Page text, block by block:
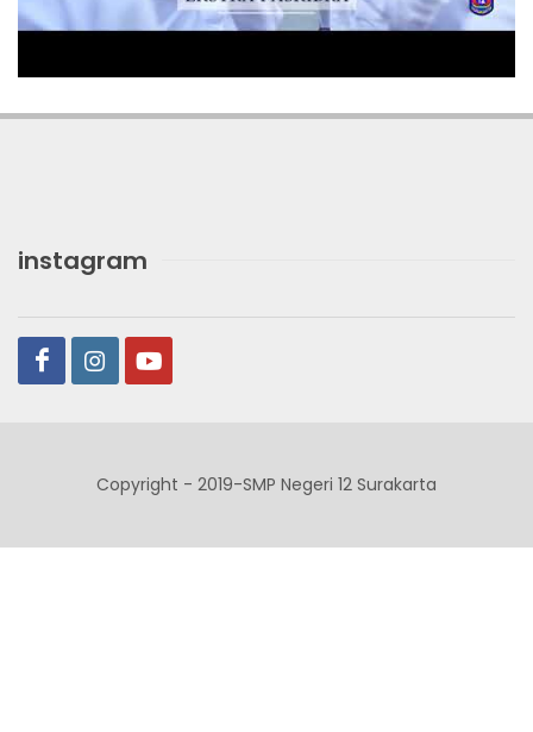
instagram
Copyright - 2019-SMP Negeri 12 Surakarta